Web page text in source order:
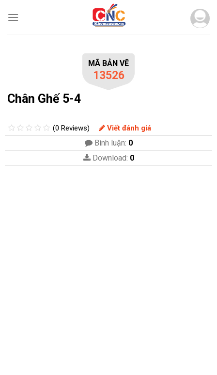
MÃ BẢN VẼ
13526
Chân Ghế 5-4
(0 Reviews) Viết đánh giá
Bình luận: 0
Download: 0